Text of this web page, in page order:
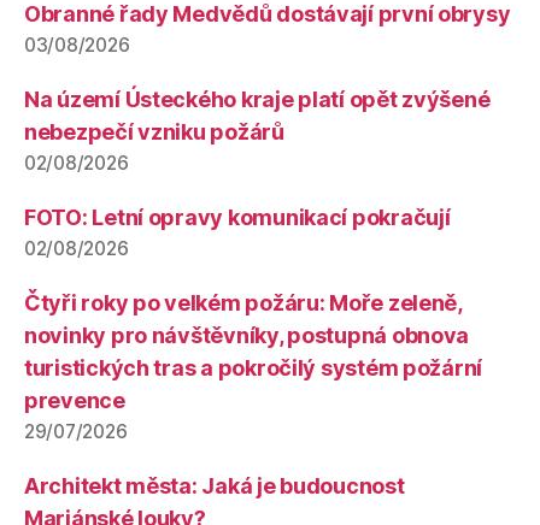
Obranné řady Medvědů dostávají první obrysy
03/08/2026
Na území Ústeckého kraje platí opět zvýšené
nebezpečí vzniku požárů
02/08/2026
FOTO: Letní opravy komunikací pokračují
02/08/2026
Čtyři roky po velkém požáru: Moře zeleně,
novinky pro návštěvníky, postupná obnova
turistických tras a pokročilý systém požární
prevence
29/07/2026
Architekt města: Jaká je budoucnost
Mariánské louky?